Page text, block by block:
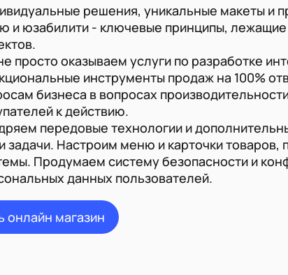
решения, уникальные макеты и
и юзабилити - ключевые принципы,
просто оказываем услуги по разработке
инструменты продаж на 100%
бизнеса в вопросах
к действию.
передовые технологии и
задачи. Настроим меню и карточки
Продумаем систему безопасности и
данных пользователей.
онлайн магазин